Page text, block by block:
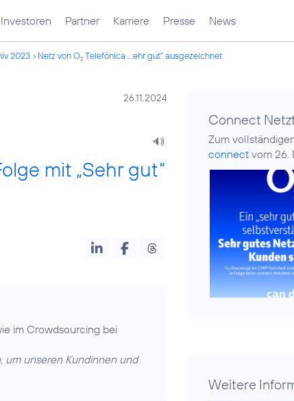
Investoren Partner Karriere Presse News
2023 Netz von O2Telefónica ...ehr gut“ ausgezeichnet
26.11.2024
mit „Sehr gut“
im Crowdsourcing bei
um unseren Kundinnen und
Connect
Zum
connect vom 26.
Weitere